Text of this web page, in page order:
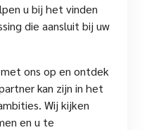
u bij het vinden
die aansluit bij uw
ons op en ontdek
kan zijn in het
Wij kijken
en u te